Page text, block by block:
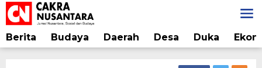
Lewati
ke
konten
Berita Budaya Daerah Desa Duka